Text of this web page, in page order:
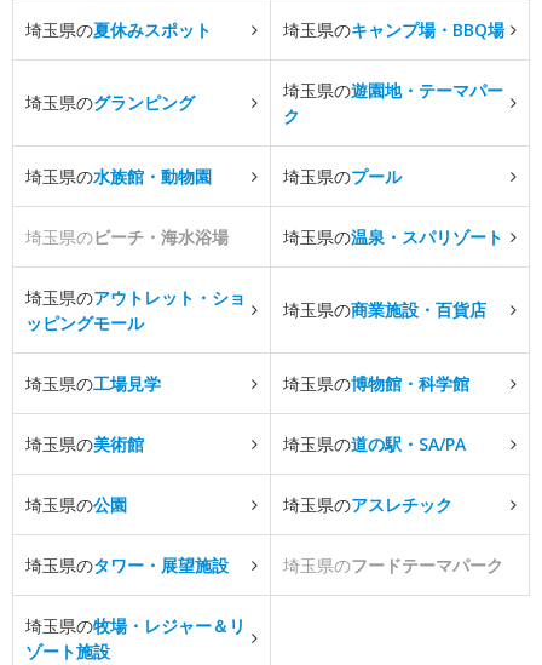
埼玉県の夏休みスポット 埼玉県のキャンプ場・BBQ場
埼玉県のグランピング
埼玉県の遊園地・テーマパー
ク
埼玉県の水族館・動物園 埼玉県のプール
埼玉県のビーチ・海水浴場 埼玉県の温泉・スパリゾート
埼玉県のアウトレット・ショ
ッピングモール
埼玉県の商業施設・百貨店
埼玉県の工場見学 埼玉県の博物館・科学館
埼玉県の美術館 埼玉県の道の駅・SA/PA
埼玉県の公園 埼玉県のアスレチック
埼玉県のタワー・展望施設 埼玉県のフードテーマパーク
埼玉県の牧場・レジャー＆リ
ゾート施設